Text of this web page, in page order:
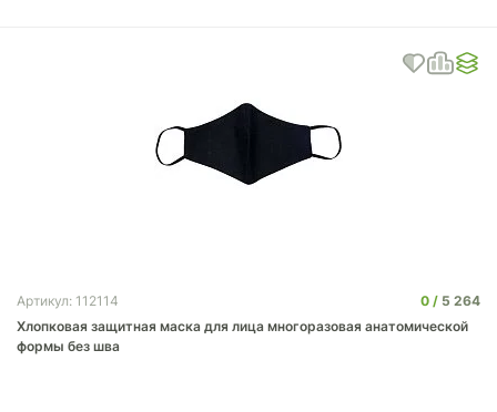
Артикул: 112114 0
5 264
Хлопковая защитная маска для лица многоразовая анатомической
формы без шва